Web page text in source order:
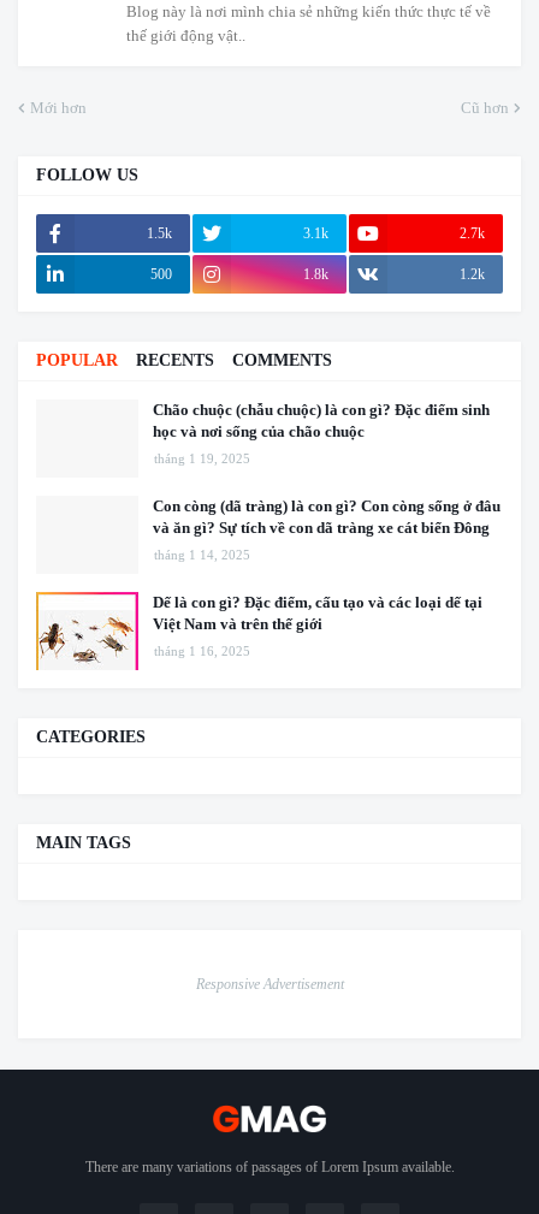
Blog này là nơi mình chia sẻ những kiến thức thực tế về
thế giới động vật..
Mới hơn Cũ hơn
FOLLOW US
1.5k 3.1k 2.7k
500 1.8k 1.2k
POPULAR RECENTS COMMENTS
Chão chuộc (chẫu chuộc) là con gì? Đặc điểm sinh
học và nơi sống của chão chuộc
tháng 1 19, 2025
Con còng (dã tràng) là con gì? Con còng sống ở đâu
và ăn gì? Sự tích về con dã tràng xe cát biển Đông
tháng 1 14, 2025
Dế là con gì? Đặc điểm, cấu tạo và các loại dế tại
Việt Nam và trên thế giới
tháng 1 16, 2025
CATEGORIES
MAIN TAGS
Responsive Advertisement
There are many variations of passages of Lorem Ipsum available.